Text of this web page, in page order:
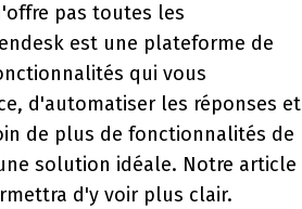
pas toutes les
est une plateforme de
qui vous
d'automatiser les réponses et
de plus de fonctionnalités de
solution idéale. Notre article
d'y voir plus clair.